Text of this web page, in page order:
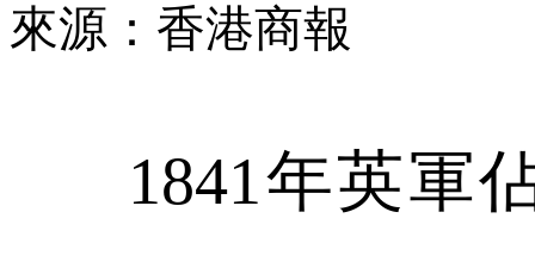
來源：香港商報
1841年英軍